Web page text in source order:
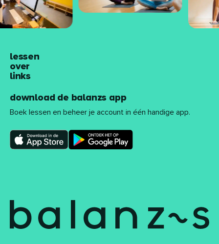
lessen
over
links
download de balanzs app
Boek lessen en beheer je account in één handige app.